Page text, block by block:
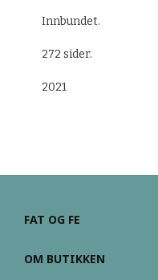
Innbundet.
272 sider.
2021
FAT OG FE
OM BUTIKKEN